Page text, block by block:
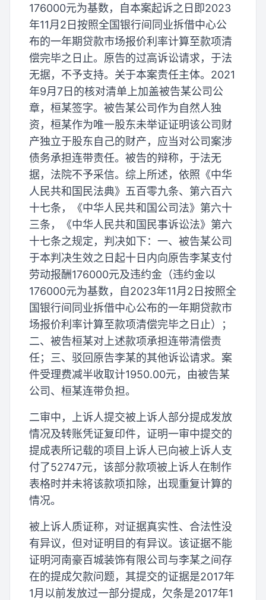
176000元为基数，自本案起诉之日即2023
年11月2日按照全国银行间同业拆借中心公
布的一年期贷款市场报价利率计算至款项清
偿完毕之日止。原告的过高诉讼请求，于法
无据，不予支持。关于本案责任主体。2021
年9月7日的核对清单上加盖被告某公司公
章，桓某签字。被告某公司作为自然人独
资，桓某作为唯一股东未举证证明该公司财
产独立于股东自己的财产，应当对公司案涉
债务承担连带责任。被告的辩称，于法无
据，法院不予采信。综上所述，依照《中华
人民共和国民法典》五百零九条、第六百六
十七条，《中华人民共和国公司法》第六十
三条，《中华人民共和国民事诉讼法》第六
十七条之规定，判决如下：一、被告某公司
于本判决生效之日起十日内向原告李某支付
劳动报酬176000元及违约金（违约金以
176000元为基数，自2023年11月2日按照全
国银行间同业拆借中心公布的一年期贷款市
场报价利率计算至款项清偿完毕之日止）；
二、被告桓某对上述款项承担连带清偿责
任；三、驳回原告李某的其他诉讼请求。案
件受理费减半收取计1950.00元，由被告某
公司、桓某连带负担。
二审中，上诉人提交被上诉人部分提成发放
情况及转账凭证复印件，证明一审中提交的
提成表所记载的项目上诉人已向被上诉人支
付了52747元，该部分款项被上诉人在制作
表格时并未将该款项扣除，出现重复计算的
情况。
被上诉人质证称，对证据真实性、合法性没
有异议，但对证明目的有异议。该证据不能
证明河南豪百城装饰有限公司与李某之间存
在的提成欠款问题，其提交的证据是2017年
1月以前发放过一部分提成，欠条是2017年1